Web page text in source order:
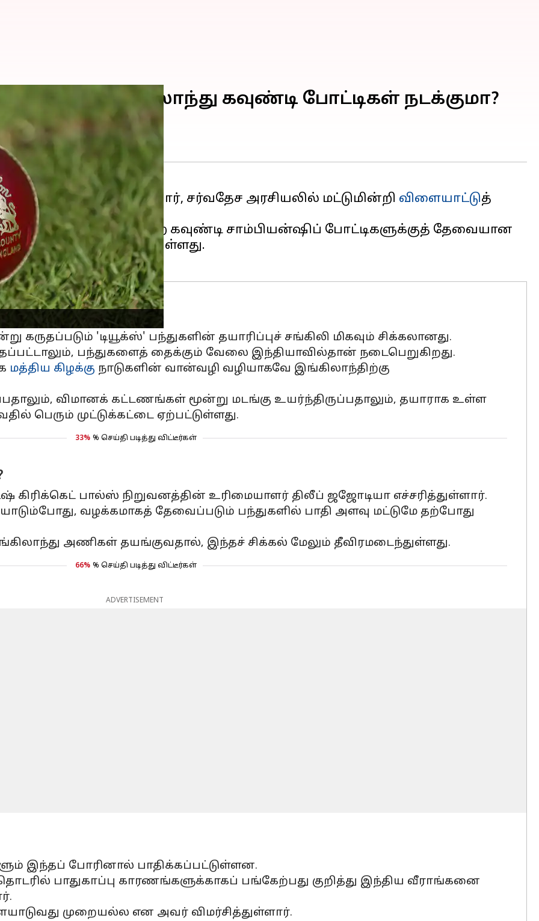
போர்! இங்கிலாந்து கவுண்டி போட்டிகள் நடக்குமா?
சிக்கல்
நடைபெற்று வரும் போர், சர்வதேச அரசியலில் மட்டுமின்றி விளையாட்டுத்
வருகிறது.
புகழ்பெற்ற கவுண்டி சாம்பியன்ஷிப் போட்டிகளுக்குத் தேவையான
பாதிக்கப்பட்டுள்ளது.
கருதப்படும் 'டியூக்ஸ்' பந்துகளின் தயாரிப்புச் சங்கிலி மிகவும் சிக்கலானது.
பந்துகளைத் தைக்கும் வேலை இந்தியாவில்தான் நடைபெறுகிறது.
மத்திய கிழக்கு நாடுகளின் வான்வழி வழியாகவே இங்கிலாந்திற்கு
விமானக் கட்டணங்கள் மூன்று மடங்கு உயர்ந்திருப்பதாலும், தயாராக உள்ள
பெரும் முட்டுக்கட்டை ஏற்பட்டுள்ளது.
33% % செய்தி படித்து விட்டீர்கள்
கிரிக்கெட் பால்ஸ் நிறுவனத்தின் உரிமையாளர் திலீப் ஜஜோடியா எச்சரித்துள்ளார்.
வழக்கமாகத் தேவைப்படும் பந்துகளில் பாதி அளவு மட்டுமே தற்போது
அணிகள் தயங்குவதால், இந்தச் சிக்கல் மேலும் தீவிரமடைந்துள்ளது.
66% % செய்தி படித்து விட்டீர்கள்
ADVERTISEMENT
இந்தப் போரினால் பாதிக்கப்பட்டுள்ளன.
பாதுகாப்பு காரணங்களுக்காகப் பங்கேற்பது குறித்து இந்திய வீராங்கனை
முறையல்ல என அவர் விமர்சித்துள்ளார்.